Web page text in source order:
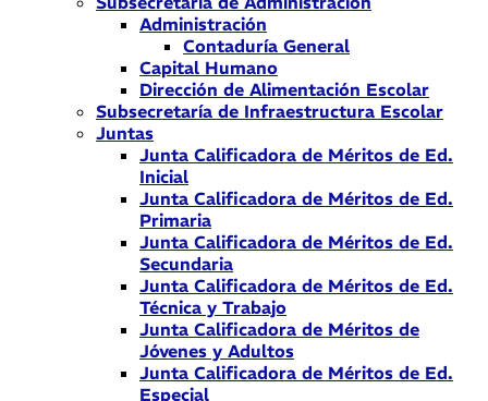
Administración
Contaduría General
Capital Humano
Dirección de Alimentación Escolar
Subsecretaría de Infraestructura Escolar
Juntas
Junta Calificadora de Méritos de Ed.
Inicial
Junta Calificadora de Méritos de Ed.
Primaria
Junta Calificadora de Méritos de Ed.
Secundaria
Junta Calificadora de Méritos de Ed.
Técnica y Trabajo
Junta Calificadora de Méritos de
Jóvenes y Adultos
Junta Calificadora de Méritos de Ed.
Especial